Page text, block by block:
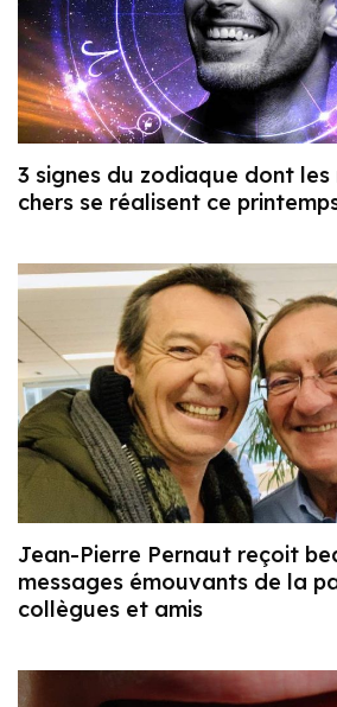
3 signes du zodiaque dont les
chers se réalisent ce
Jean-Pierre Pernaut reçoit
messages émouvants de la
collègues et amis